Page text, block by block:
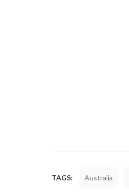
TAGS: Australia